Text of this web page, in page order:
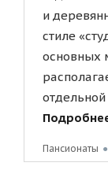
и
стиле
основных
Пансионаты ●